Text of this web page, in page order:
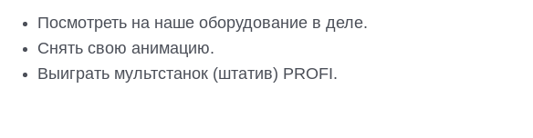
Посмотреть на наше оборудование в деле.
Снять свою анимацию.
Выиграть мультстанок (штатив) PROFI.